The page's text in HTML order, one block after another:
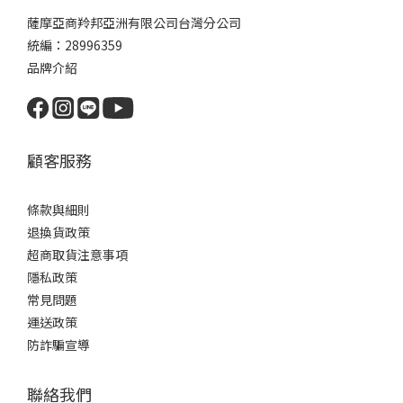
薩摩亞商羚邦亞洲有限公司台灣分公司
統編：28996359
品牌介紹
顧客服務
條款與細則
退換貨政策
超商取貨注意事項
隱私政策
常見問題
運送政策
防詐騙宣導
聯絡我們